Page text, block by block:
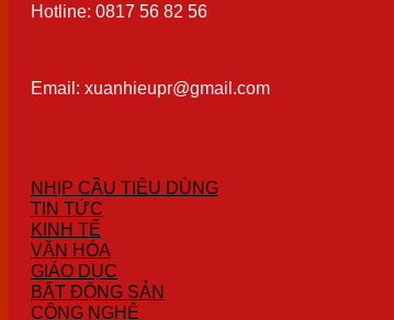
Hotline: 0817 56 82 56
Email: xuanhieupr@gmail.com
NHỊP CẦU TIÊU DÙNG
TIN TỨC
KINH TẾ
VĂN HÓA
GIÁO DỤC
BẤT ĐỘNG SẢN
CÔNG NGHỆ